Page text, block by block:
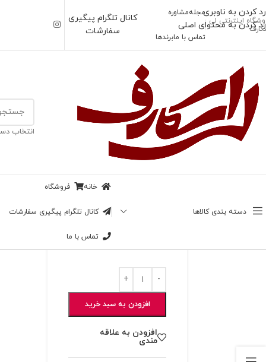
رد کردن به ناوبری
رد کردن به محتوای اصلی
اینترنتی لی
مجلهمشاوره
تماس با مابرندها
کانال تلگرام پیگیری
سفارشات
انتخاب
دسته بندی کالاها
خانه فروشگاه
کانال تلگرام پیگیری سفارشات
تماس با ما
خانه/ شال
کالکشن وری پری _
تومان
افزودن به سبد خرید
افزودن به علاقه
مندی